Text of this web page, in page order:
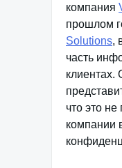
компания
прошлом
Solutions,
часть
что это не
компании